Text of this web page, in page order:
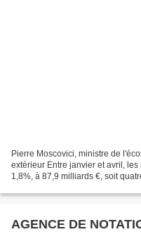
Pierre Moscovici, ministre de
extérieur Entre janvier et avril, les
1,8%, à 87,9 milliards €, soit
AGENCE DE